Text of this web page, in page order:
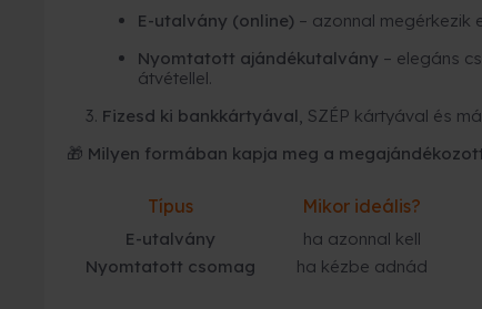
E-utalvány (online) – azonnal megérkezik
Nyomtatott ajándékutalvány – elegáns
átvétellel.
Fizesd ki bankkártyával, SZÉP kártyával és
🎁 Milyen formában kapja meg a
Típus Mikor ideális?
E-utalvány ha azonnal kell
Nyomtatott csomag
ha kézbe adnád